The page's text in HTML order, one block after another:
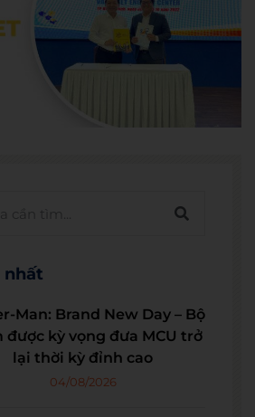
nhất
Man: Brand New Day – Bộ
được kỳ vọng đưa MCU trở
lại thời kỳ đỉnh cao
04/08/2026